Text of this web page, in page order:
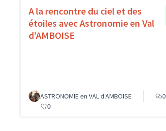
A la rencontre du ciel et des
étoiles avec Astronomie en Val
d’AMBOISE
ASTRONOMIE en VAL d'AMBOISE
0
0